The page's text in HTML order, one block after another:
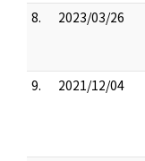
8.
2023/03/26
9.
2021/12/04